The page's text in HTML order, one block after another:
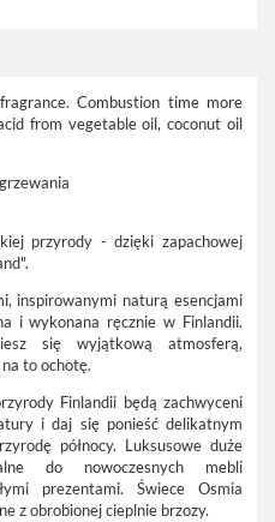
Combustion time more
from vegetable oil, coconut oil
przyrody - dzięki zapachowej
inspirowanymi naturą esencjami
i wykonana ręcznie w Finlandii.
się wyjątkową atmosferą,
to ochotę.
Finlandii będą zachwyceni
i daj się ponieść delikatnym
północy. Luksusowe duże
do nowoczesnych mebli
prezentami. Świece Osmia
z obrobionej cieplnie brzozy.